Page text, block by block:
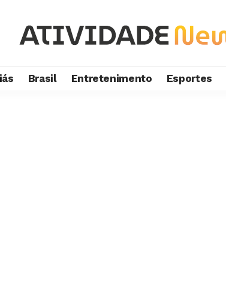
Brasil Entretenimento Esportes